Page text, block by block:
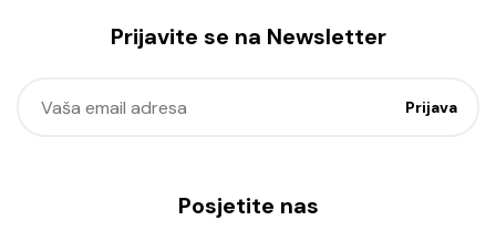
Prijavite se na Newsletter
Posjetite nas